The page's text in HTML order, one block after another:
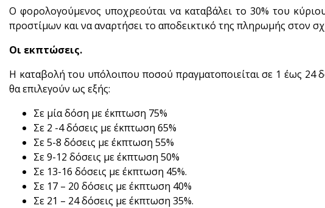
Ο φορολογούμενος υποχρεούται να καταβάλει το 30% του
προστίμων και να αναρτήσει το αποδεικτικό της πληρωμής στον
Οι εκπτώσεις.
Η καταβολή του υπόλοιπου ποσού πραγματοποιείται σε 1 έως 24
θα επιλεγούν ως εξής:
Σε μία δόση με έκπτωση 75%
Σε 2 -4 δόσεις με έκπτωση 65%
Σε 5-8 δόσεις με έκπτωση 55%
Σε 9-12 δόσεις με έκπτωση 50%
Σε 13-16 δόσεις με έκπτωση 45%.
Σε 17 – 20 δόσεις με έκπτωση 40%
Σε 21 – 24 δόσεις με έκπτωση 35%.